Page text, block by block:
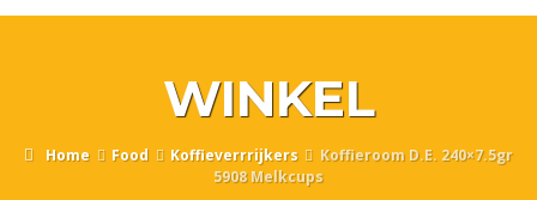
WINKEL
Home Food Koffieverrrijkers
Koffieroom D.E. 240×7.5gr
5908 Melkcups